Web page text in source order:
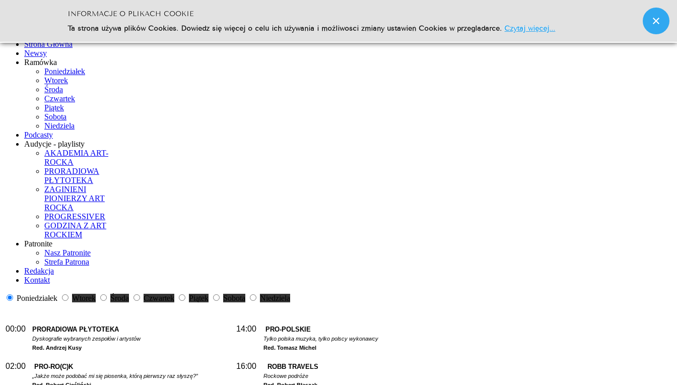
Go
Strona Główna
Newsy
Ramówka
Poniedziałek
Wtorek
Środa
Czwartek
Piątek
Sobota
Niedziela
Podcasty
Audycje - playlisty
AKADEMIA ART-
ROCKA
PRORADIOWA
PŁYTOTEKA
ZAGINIENI
PIONIERZY ART
ROCKA
PROGRESSIVER
GODZINA Z ART
ROCKIEM
Patronite
Nasz Patronite
Strefa Patrona
Redakcja
Kontakt
Poniedziałek Wtorek Środa Czwartek Piątek Sobota Niedziela
00:00 PRORADIOWA PŁYTOTEKA
Dyskografie wybranych zespołów i artystów
Red. Andrzej Kusy
14:00 PRO-POLSKIE
Tylko polska muzyka, tylko polscy wykonawcy
Red. Tomasz Michel
02:00 PRO-RO(C)K
„Jakże może podobać mi się piosenka, którą pierwszy raz słyszę?”
16:00 ROBB TRAVELS
Rockowe podróże
INFORMACJE O PLIKACH COOKIE
Ta strona używa plików Cookies. Dowiedz się więcej o celu ich używania i możliwości zmiany ustawień Cookies w przeglądarce.Czytaj więcej...